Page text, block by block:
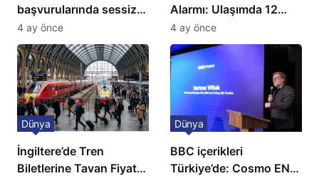
başvurularında sessiz
kriz: Büyükelçilikten
açıklama!
4 ay önce
Alarmı: Ulaşımda 12
Günlük Kaos Kapıda
4 ay önce
İngiltere’de Tren
Biletlerine Tavan Fiyat:
Dünya
BBC içerikleri
Türkiye’de: Cosmo EN
Dünya